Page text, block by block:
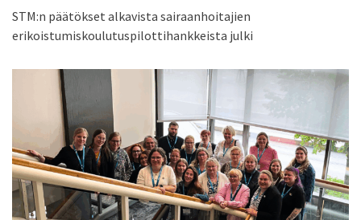
STM:n päätökset alkavista sairaanhoitajien
erikoistumiskoulutuspilottihankkeista julki